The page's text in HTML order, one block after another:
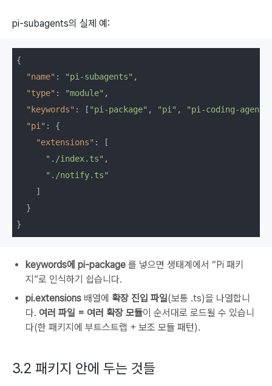
pi-subagents의 실제 예:
{
"name" : "pi-subagents" ,
"type" : "module" ,
"keywords" : [ "pi-package" , "pi" , "pi-coding-agent"
"pi" : {
"extensions" : [
"./index.ts" ,
"./notify.ts"
    ]
  }
keywords에 pi-package 를 넣으면 생태계에서 “Pi 패키
지”로 인식하기 쉽습니다.
pi.extensions 배열에 확장 진입 파일(보통 .ts)을 나열합니
다. 여러 파일 = 여러 확장 모듈이 순서대로 로드될 수 있습니
다(한 패키지에 부트스트랩 + 보조 모듈 패턴).
3.2 패키지 안에 두는 것들